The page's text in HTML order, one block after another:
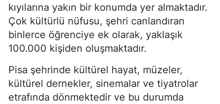
kıyılarına yakın bir konumda yer almaktadır.
Çok kültürlü nüfusu, şehri canlandıran
binlerce öğrenciye ek olarak, yaklaşık
100.000 kişiden oluşmaktadır.
Pisa şehrinde kültürel hayat, müzeler,
kültürel dernekler, sinemalar ve tiyatrolar
etrafında dönmektedir ve bu durumda